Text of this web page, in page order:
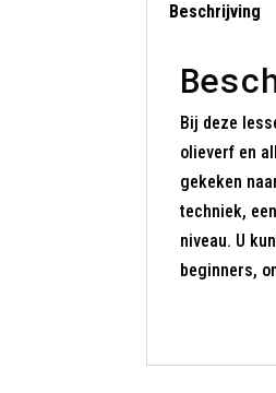
Beschrijving
Bij deze
olieverf en
gekeken
techniek,
niveau. U
beginners,